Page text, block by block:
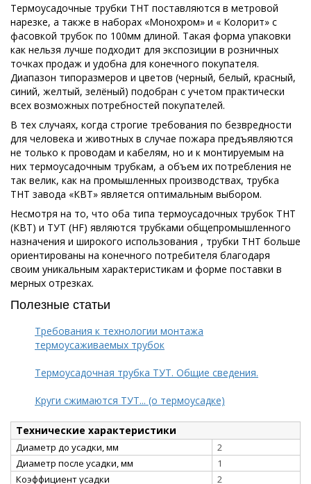
Термоусадочные трубки ТНТ поставляются в метровой
нарезке, а также в наборах «Монохром» и « Колорит» с
фасовкой трубок по 100мм длиной. Такая форма упаковки
как нельзя лучше подходит для экспозиции в розничных
точках продаж и удобна для конечного покупателя.
Диапазон типоразмеров и цветов (черный, белый, красный,
синий, желтый, зелёный) подобран с учетом практически
всех возможных потребностей покупателей.
В тех случаях, когда строгие требования по безвредности
для человека и животных в случае пожара предъявляются
не только к проводам и кабелям, но и к монтируемым на
них термоусадочным трубкам, а объем их потребления не
так велик, как на промышленных производствах, трубка
ТНТ завода «КВТ» является оптимальным выбором.
Несмотря на то, что оба типа термоусадочных трубок ТНТ
(КВТ) и ТУТ (HF) являются трубками общепромышленного
назначения и широкого использования , трубки ТНТ больше
ориентированы на конечного потребителя благодаря
своим уникальным характеристикам и форме поставки в
мерных отрезках.
Полезные статьи
Требования к технологии монтажа
термоусаживаемых трубок
Термоусадочная трубка ТУТ. Общие сведения.
Круги сжимаются ТУТ... (о термоусадке)
Технические характеристики
Диаметр до усадки, мм
2
Диаметр после усадки, мм
1
Коэффициент усадки
2